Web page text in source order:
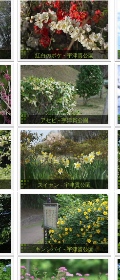
紅白のボケ - 宇津貫公園
アセビ - 宇津貫公園
スイセン - 宇津貫公園
キンシバイ - 宇津貫公園